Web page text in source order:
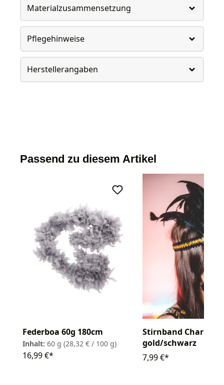
Materialzusammensetzung
Pflegehinweise
Herstellerangaben
Passend zu diesem Artikel
Federboa 60g 180cm
Inhalt: 60 g (28,32 € / 100 g)
16,99 €*
Stirnband
gold/schwarz
7,99 €*